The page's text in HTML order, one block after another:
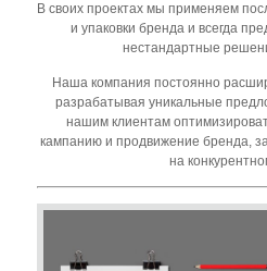
В своих проектах мы применяем
и упаковки бренда и всегда
нестандартные
Наша компания постоянно
разрабатывая уникальные
нашим клиентам
кампанию и продвижение бренда,
на